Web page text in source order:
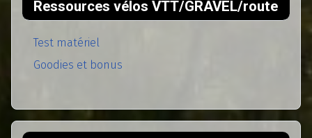
Ressources vélos VTT/GRAVEL/route
Test matériel
Goodies et bonus